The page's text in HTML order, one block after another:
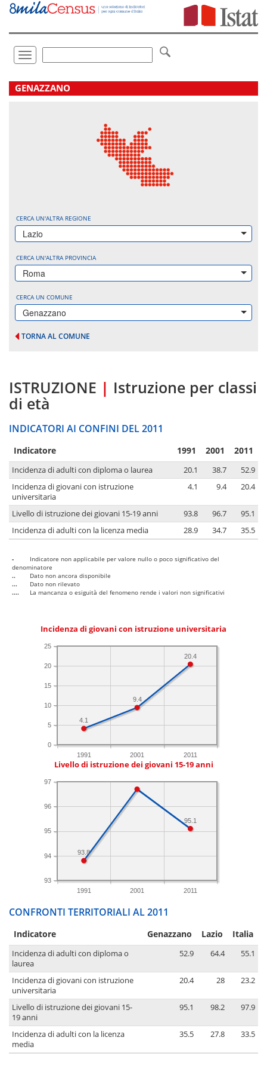
Vai
direttamente
Toggle
navigation
.
GENAZZANO
CERCA UN'ALTRA REGIONE
Lazio
CERCA UN'ALTRA PROVINCIA
Roma
CERCA UN COMUNE
Genazzano
TORNA AL COMUNE
ISTRUZIONE | Istruzione per classi
di età
INDICATORI AI CONFINI DEL 2011
Indicatore 1991 2001 2011
Incidenza di adulti con diploma o laurea 20.1 38.7
52.9
Incidenza di giovani con istruzione
universitaria
4.1 9.4 20.4
Livello di istruzione dei giovani 15-19 anni 93.8 96.7
95.1
Incidenza di adulti con la licenza media
28.9 34.7 35.5
-
Indicatore non applicabile per valore nullo o poco significativo del
denominatore
..
Dato non ancora disponibile
...
Dato non rilevato
....
La mancanza o esiguità del fenomeno rende i valori non significativi
Incidenza di giovani con istruzione universitaria
1991 2001 2011
0
5
10
15
20
25
20.4
9.4
4.1
Livello di istruzione dei giovani 15-19 anni
1991 2001 2011
93
94
95
96
97
95.1
93.8
CONFRONTI TERRITORIALI AL 2011
Indicatore Genazzano Lazio Italia
Incidenza di adulti con diploma o
laurea
52.9 64.4 55.1
Incidenza di giovani con istruzione
universitaria
20.4 28 23.2
Livello di istruzione dei giovani 15-
19 anni
95.1 98.2 97.9
Incidenza di adulti con la licenza
media
35.5 27.8 33.5